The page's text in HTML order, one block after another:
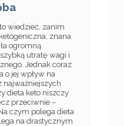
wiedzieć, zanim
znana
ogromną
utratę wagi i
Jednak coraz
o jej wpływ na
najważniejszych
dieta keto niszczy
przeciwnie –
czym polega dieta
na drastycznym